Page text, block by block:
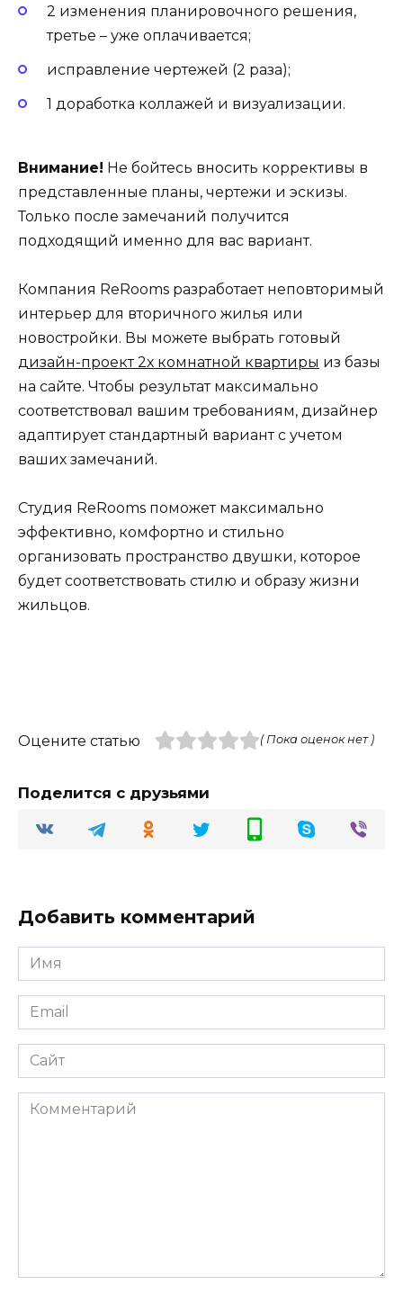
2 изменения планировочного решения,
третье – уже оплачивается;
исправление чертежей (2 раза);
1 доработка коллажей и визуализации.
Внимание! Не бойтесь вносить коррективы в
представленные планы, чертежи и эскизы.
Только после замечаний получится
подходящий именно для вас вариант.
Компания ReRooms разработает неповторимый
интерьер для вторичного жилья или
новостройки. Вы можете выбрать готовый
дизайн-проект 2х комнатной квартиры из базы
на сайте. Чтобы результат максимально
соответствовал вашим требованиям, дизайнер
адаптирует стандартный вариант с учетом
ваших замечаний.
Студия ReRooms поможет максимально
эффективно, комфортно и стильно
организовать пространство двушки, которое
будет соответствовать стилю и образу жизни
жильцов.
Оцените статью ( Пока оценок нет )
Поделится с друзьями
Добавить комментарий
Имя
Email
Сайт
Комментарий